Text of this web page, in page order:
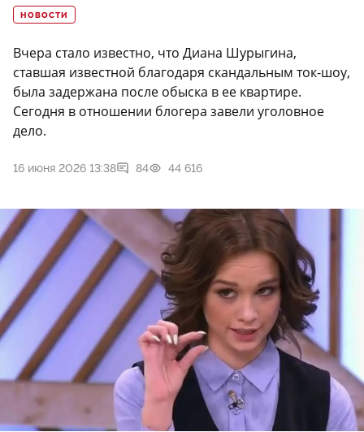
НОВОСТИ
Вчера стало известно, что Диана Шурыгина,
ставшая известной благодаря скандальным ток-шоу,
была задержана после обыска в ее квартире.
Сегодня в отношении блогера завели уголовное
дело.
16 июня 2026 13:38 84 44 616